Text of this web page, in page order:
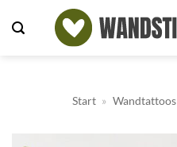
Inhalt
Start » Wandtattoos